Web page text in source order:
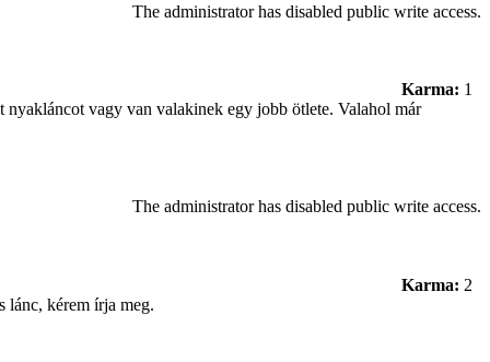
The administrator has disabled public write access.
Karma: 1
nyakláncot vagy van valakinek egy jobb ötlete. Valahol már
The administrator has disabled public write access.
Karma: 2
lánc, kérem írja meg.